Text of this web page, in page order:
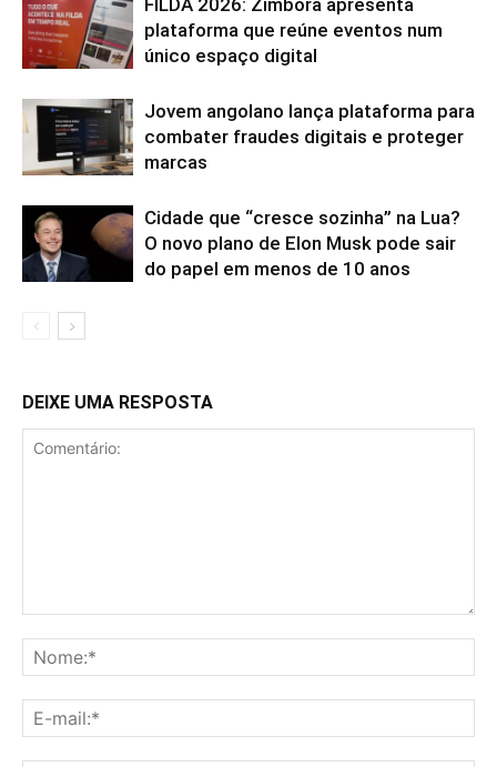
FILDA 2026: Zimbora apresenta
plataforma que reúne eventos num
único espaço digital
Jovem angolano lança plataforma para
combater fraudes digitais e proteger
marcas
Cidade que “cresce sozinha” na Lua?
O novo plano de Elon Musk pode sair
do papel em menos de 10 anos
DEIXE UMA RESPOSTA